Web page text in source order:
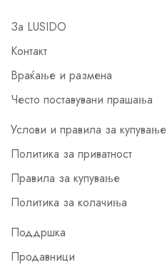
За LUSIDO
Контакт
Враќање и размена
Често поставувани прашања
Услови и правила за купување
Политика за приватност
Правила за купување
Политика за колачиња
Поддршка
Продавници